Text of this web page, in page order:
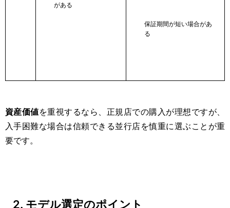
がある
保証期間が短い場合があ
る
資産価値を重視するなら、正規店での購入が理想ですが、
入手困難な場合は信頼できる並行店を慎重に選ぶことが重
要です。
2. モデル選定のポイント